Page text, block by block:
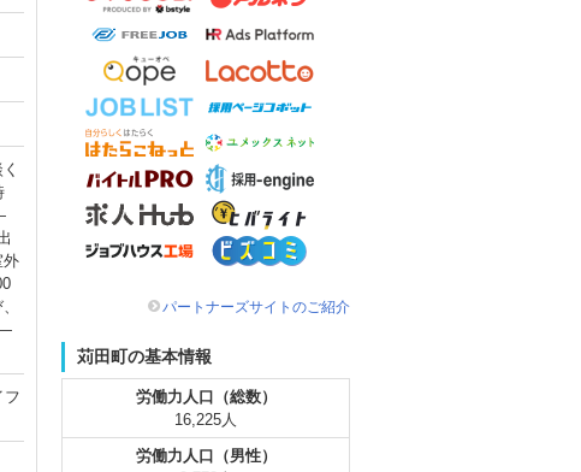
外
フ
パートナーズサイトのご紹介
苅田町の基本情報
労働力人口（総数）
16,225人
労働力人口（男性）